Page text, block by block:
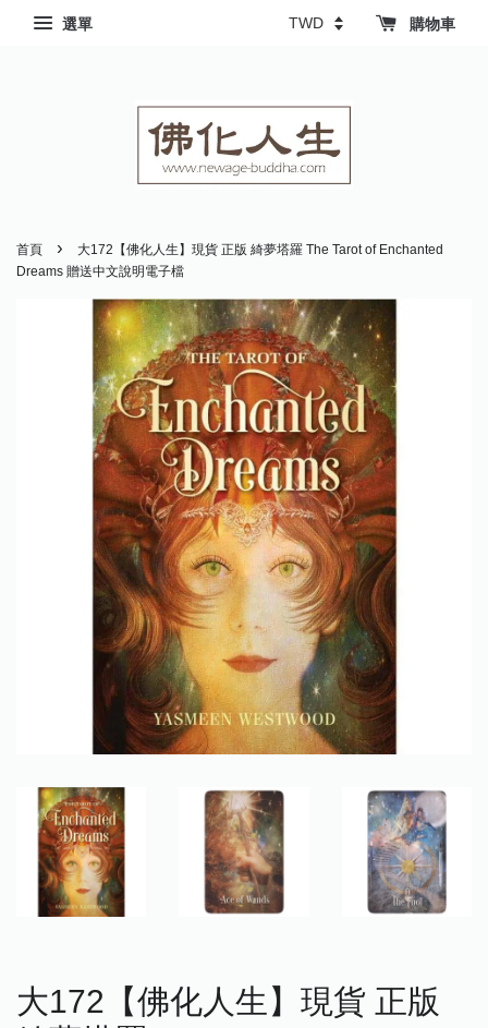
選單 購物車
首頁 ›
大172【佛化人生】現貨 正版 綺夢塔羅 The Tarot of Enchanted
Dreams 贈送中文說明電子檔
大172【佛化人生】現貨 正版